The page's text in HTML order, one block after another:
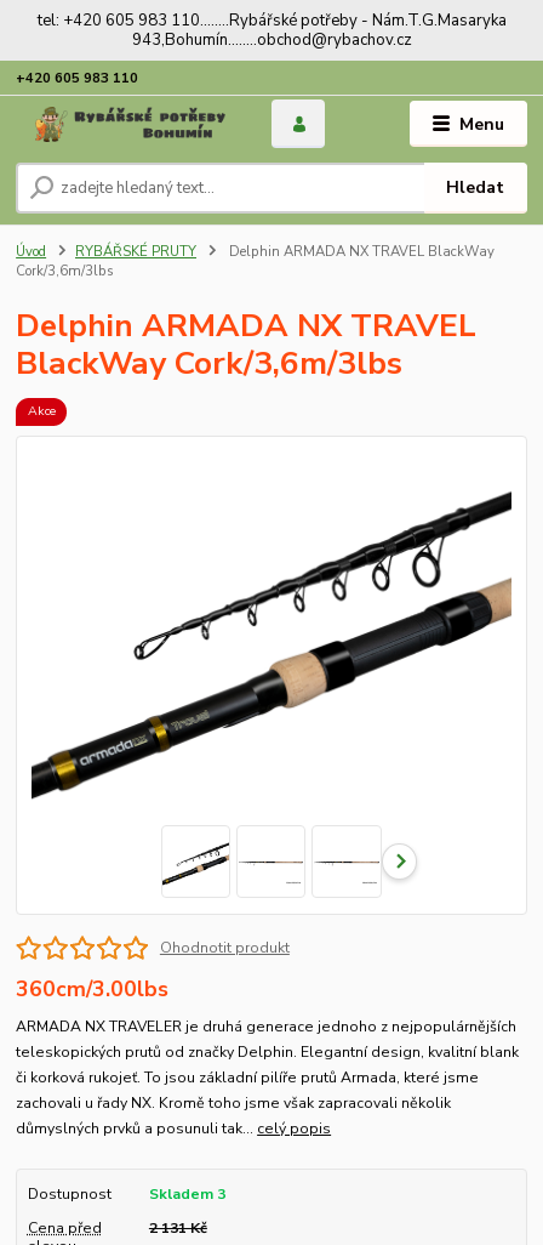
tel: +420 605 983 110........Rybářské potřeby - Nám.T.G.Masaryka
943,Bohumín........obchod@rybachov.cz
Menu
Hledat
+420 605 983 110
Úvod RYBÁŘSKÉ PRUTY
Delphin ARMADA NX TRAVEL BlackWay
Cork/3,6m/3lbs
Delphin ARMADA NX TRAVEL
BlackWay Cork/3,6m/3lbs
Akce
Ohodnotit produkt
360cm/3.00lbs
ARMADA NX TRAVELER je druhá generace jednoho z nejpopulárnějších
teleskopických prutů od značky Delphin. Elegantní design, kvalitní blank
či korková rukojeť. To jsou základní pilíře prutů Armada, které jsme
zachovali u řady NX. Kromě toho jsme však zapracovali několik
důmyslných prvků a posunuli tak... celý popis
Dostupnost
Skladem 3
Cena před
2 131 Kč